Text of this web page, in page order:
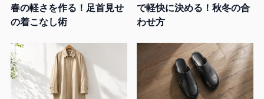
春の軽さを作る！足首見せ
の着こなし術
で軽快に決める！秋冬の合
わせ方